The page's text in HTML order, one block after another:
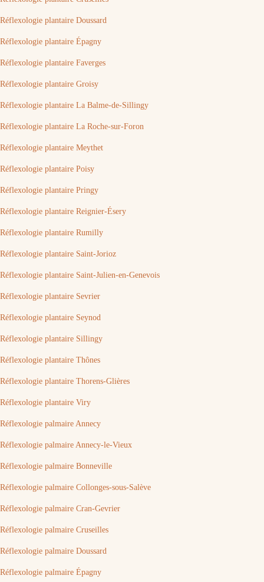
Réflexologie plantaire Doussard
Réflexologie plantaire Épagny
Réflexologie plantaire Faverges
Réflexologie plantaire Groisy
Réflexologie plantaire La Balme-de-Sillingy
Réflexologie plantaire La Roche-sur-Foron
Réflexologie plantaire Meythet
Réflexologie plantaire Poisy
Réflexologie plantaire Pringy
Réflexologie plantaire Reignier-Ésery
Réflexologie plantaire Rumilly
Réflexologie plantaire Saint-Jorioz
Réflexologie plantaire Saint-Julien-en-Genevois
Réflexologie plantaire Sevrier
Réflexologie plantaire Seynod
Réflexologie plantaire Sillingy
Réflexologie plantaire Thônes
Réflexologie plantaire Thorens-Glières
Réflexologie plantaire Viry
Réflexologie palmaire Annecy
Réflexologie palmaire Annecy-le-Vieux
Réflexologie palmaire Bonneville
Réflexologie palmaire Collonges-sous-Salève
Réflexologie palmaire Cran-Gevrier
Réflexologie palmaire Cruseilles
Réflexologie palmaire Doussard
Réflexologie palmaire Épagny